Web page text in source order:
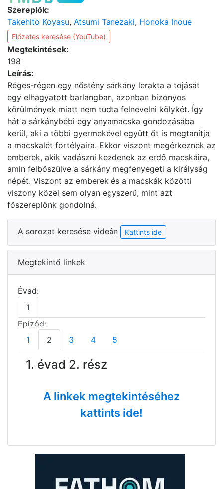
Szereplők:
Takehito Koyasu, Atsumi Tanezaki, Honoka Inoue
Előzetes keresése (YouTube)
Megtekintések:
198
Leírás:
Réges-régen egy nőstény sárkány lerakta a tojását
egy elhagyatott barlangban, azonban bizonyos
körülmények miatt nem tudta felnevelni kölykét. Így
hát a sárkánybébi egy anyamacska gondozásába
kerül, aki a többi gyermekével együtt őt is megtanítja
a macskalét fortélyaira. Ekkor viszont megérkeznek az
emberek, akik vadászni kezdenek az erdő macskáira,
amin felbőszülve a sárkány megfenyegeti a királyság
népét. Viszont az emberek és a macskák közötti
viszony közel sem olyan egyszerű, mint azt
főszereplőnk gondolná.
A sorozat keresése videán Kattints ide
Megtekintő linkek
Évad:
1
Epizód:
1
2 3 4 5
1. évad 2. rész
A linkek megtekintéséhez
kattints ide!